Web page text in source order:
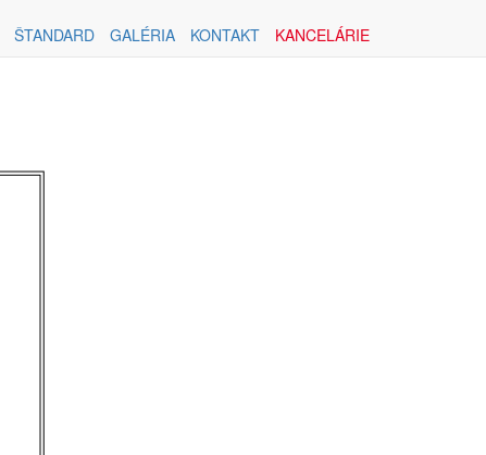
ŠTANDARD GALÉRIA KONTAKT KANCELÁRIE